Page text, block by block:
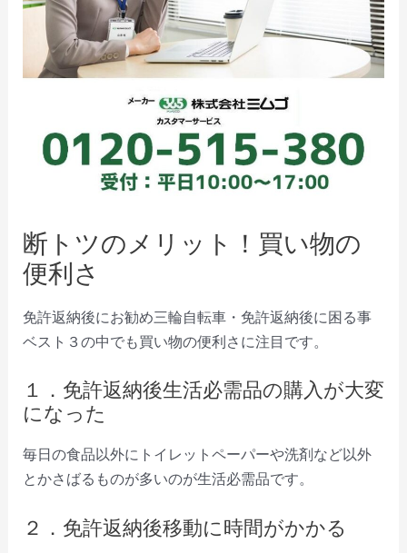
断トツのメリット！買い物の
便利さ
免許返納後にお勧め三輪自転車・免許返納後に困る事
ベスト３の中でも買い物の便利さに注目です。
１．免許返納後生活必需品の購入が大変
になった
毎日の食品以外にトイレットペーパーや洗剤など以外
とかさばるものが多いのが生活必需品です。
２．免許返納後移動に時間がかかる